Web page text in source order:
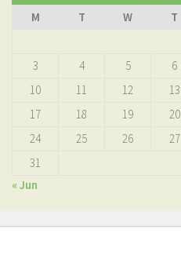
M
T W T
3
4 5 6
10
11 12 13
17
18 19 20
24
25 26 27
31
« Jun